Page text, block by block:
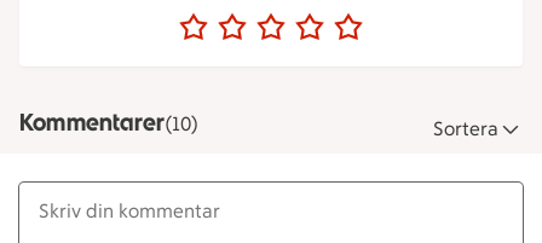
Kommentarer(10) Sortera